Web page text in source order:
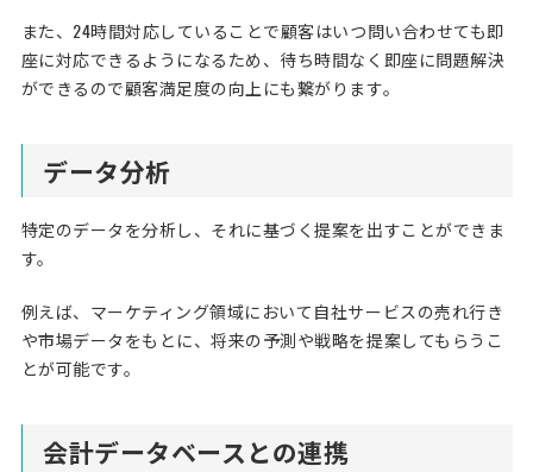
また、24時間対応していることで顧客はいつ問い合わせても即
座に対応できるようになるため、待ち時間なく即座に問題解決
ができるので顧客満足度の向上にも繋がります。
データ分析
特定のデータを分析し、それに基づく提案を出すことができま
す。
例えば、マーケティング領域において自社サービスの売れ行き
や市場データをもとに、将来の予測や戦略を提案してもらうこ
とが可能です。
会計データベースとの連携